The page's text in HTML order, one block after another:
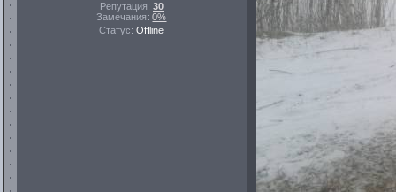
Репутация: 30
Замечания:0%
Статус:Offline